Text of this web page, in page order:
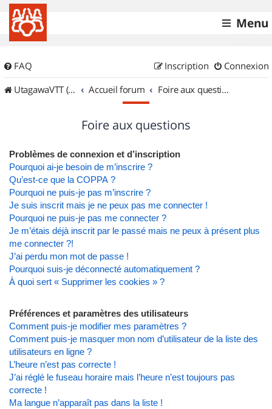
Menu
FAQ Connexion
Inscription
UtagawaVTT (Randos VTT et VTTAE avec traces GPS)
Accueil forum Foire aux questions
Foire aux questions
Problèmes de connexion et d’inscription
Pourquoi ai-je besoin de m’inscrire ?
Qu’est-ce que la COPPA ?
Pourquoi ne puis-je pas m’inscrire ?
Je suis inscrit mais je ne peux pas me connecter !
Pourquoi ne puis-je pas me connecter ?
Je m’étais déjà inscrit par le passé mais ne peux à présent plus
me connecter ?!
J’ai perdu mon mot de passe !
Pourquoi suis-je déconnecté automatiquement ?
À quoi sert « Supprimer les cookies » ?
Préférences et paramètres des utilisateurs
Comment puis-je modifier mes paramètres ?
Comment puis-je masquer mon nom d’utilisateur de la liste des
utilisateurs en ligne ?
L’heure n’est pas correcte !
J’ai réglé le fuseau horaire mais l’heure n’est toujours pas
correcte !
Ma langue n’apparaît pas dans la liste !